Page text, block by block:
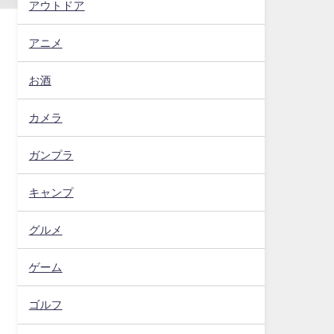
アウトドア
アニメ
お酒
カメラ
ガンプラ
キャンプ
グルメ
ゲーム
ゴルフ